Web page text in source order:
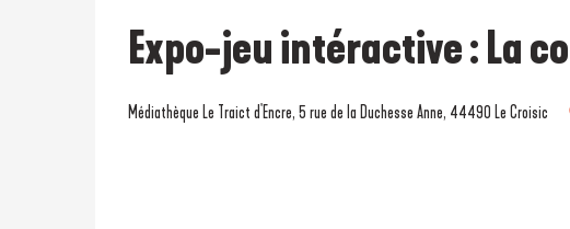
Expo-jeu intéractive : La
Médiathèque Le Traict d'Encre, 5 rue de la Duchesse Anne, 44490 Le Croisic